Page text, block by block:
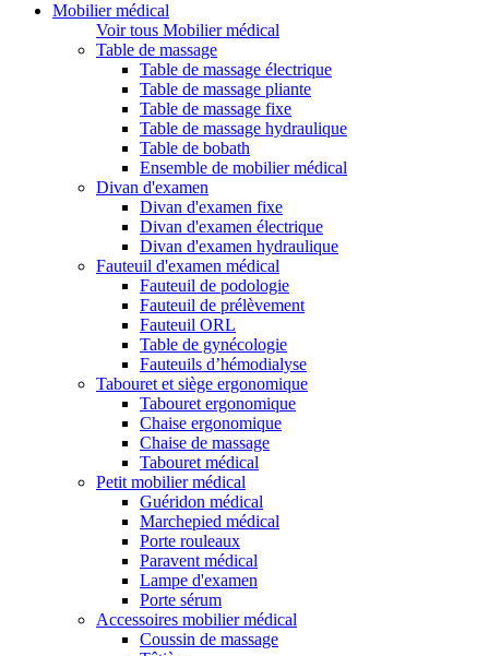
Mobilier médical
Voir tous Mobilier médical
Table de massage
Table de massage électrique
Table de massage pliante
Table de massage fixe
Table de massage hydraulique
Table de bobath
Ensemble de mobilier médical
Divan d'examen
Divan d'examen fixe
Divan d'examen électrique
Divan d'examen hydraulique
Fauteuil d'examen médical
Fauteuil de podologie
Fauteuil de prélèvement
Fauteuil ORL
Table de gynécologie
Fauteuils d’hémodialyse
Tabouret et siège ergonomique
Tabouret ergonomique
Chaise ergonomique
Chaise de massage
Tabouret médical
Petit mobilier médical
Guéridon médical
Marchepied médical
Porte rouleaux
Paravent médical
Lampe d'examen
Porte sérum
Accessoires mobilier médical
Coussin de massage